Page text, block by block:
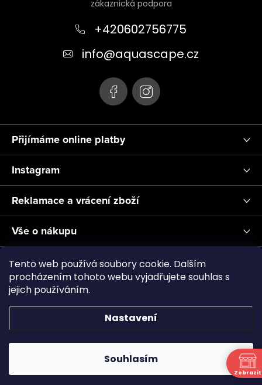
Tento web používá soubory cookie. Dalším
procházením tohoto webu vyjadřujete souhlas s
jejich používáním.
Nastavení
Souhlasím
Přijímáme online platby
+420602756775
info@aquascape.cz
Instagram
Reklamace a vrácení zboží
Vše o nákupu
Informace pro Vás
Realizace a servis akvárií ↗
Copyright 2026Aquascape.cz. Všechna práva vyhrazena.
Zobrazit